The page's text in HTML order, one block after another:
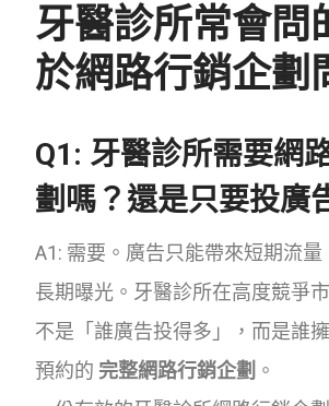
牙醫診所常會問
於網路行銷企劃
Q1: 牙醫診所需要網
劃嗎？還是只要投廣
A1: 需要。廣告只能帶來短期流
長期曝光。牙醫診所在高度競爭
不是「誰廣告投得多」，而是誰
預約的 完整網路行銷企劃 。